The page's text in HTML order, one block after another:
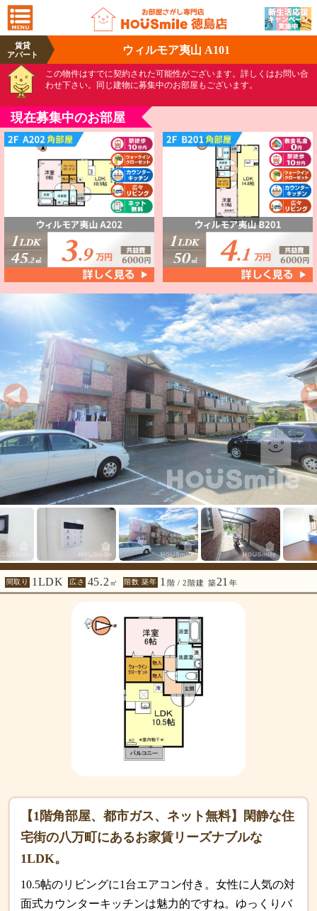
賃貸
アパート
ウィルモア夷山 A101
この物件はすでに契約された可能性がございます。詳しくはお問い合
わせ下さい。同じ建物に募集中のお部屋もございます。
現在募集中のお部屋
間取り 1LDK 広さ 45.2 ㎡ 階数 築年 1 階 / 2階建 築21 年
【1階角部屋、都市ガス、ネット無料】閑静な住
宅街の八万町にあるお家賃リーズナブルな
1LDK。
10.5帖のリビングに1台エアコン付き。女性に人気の対
面式カウンターキッチンは魅力的ですね。ゆっくりバ